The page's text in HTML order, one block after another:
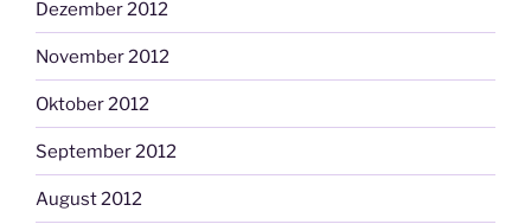
Dezember 2012
November 2012
Oktober 2012
September 2012
August 2012